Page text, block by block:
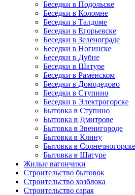
Беседки в Подольске
Беседки в Коломне
Беседки в Талдоме
Беседки в Егорьевске
Беседки в Зеленограде
Беседки в Ногинске
Беседки в Дубне
Беседки в Шатуре
Беседки в Раменском
Беседки в Домодедово
Беседки в Ступино
Беседки в Электрогорске
Бытовка в Ступино
Бытовка в Дмитрове
Бытовка в Звенигороде
Бытовка в Клину
Бытовка в Солнечногорске
Бытовка в Шатуре
Жилые вагончики
Строительство бытовок
Строительство хозблока
Строительство сарая